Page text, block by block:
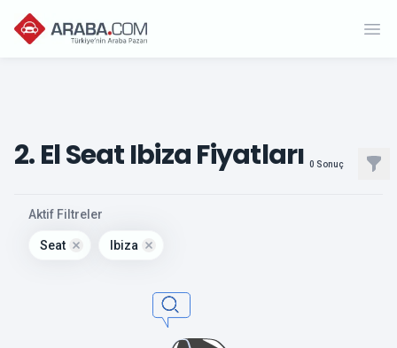
2. El Seat Ibiza Fiyatları 0 Sonuç
Aktif Filtreler
Seat Remove filter for
Ibiza Remove filter for